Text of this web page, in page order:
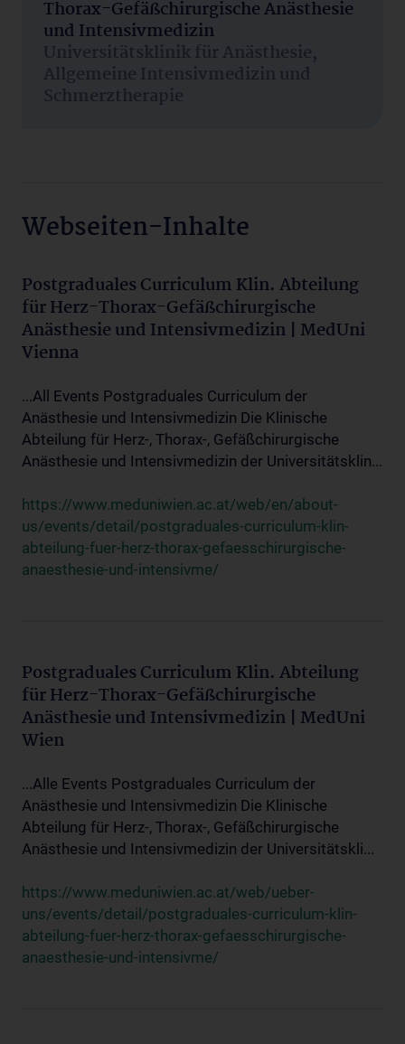
Thorax-Gefäßchirurgische Anästhesie
und Intensivmedizin
Universitätsklinik für Anästhesie,
Allgemeine Intensivmedizin und
Schmerztherapie
Webseiten-Inhalte
Postgraduales Curriculum Klin. Abteilung
für Herz-Thorax-Gefäßchirurgische
Anästhesie und Intensivmedizin | MedUni
Vienna
...All Events Postgraduales Curriculum der
Anästhesie und Intensivmedizin Die Klinische
Abteilung für Herz-, Thorax-, Gefäßchirurgische
Anästhesie und Intensivmedizin der Universitätsklin...
https://www.meduniwien.ac.at/web/en/about-
us/events/detail/postgraduales-curriculum-klin-
abteilung-fuer-herz-thorax-gefaesschirurgische-
anaesthesie-und-intensivme/
Postgraduales Curriculum Klin. Abteilung
für Herz-Thorax-Gefäßchirurgische
Anästhesie und Intensivmedizin | MedUni
Wien
...Alle Events Postgraduales Curriculum der
Anästhesie und Intensivmedizin Die Klinische
Abteilung für Herz-, Thorax-, Gefäßchirurgische
Anästhesie und Intensivmedizin der Universitätskli...
https://www.meduniwien.ac.at/web/ueber-
uns/events/detail/postgraduales-curriculum-klin-
abteilung-fuer-herz-thorax-gefaesschirurgische-
anaesthesie-und-intensivme/